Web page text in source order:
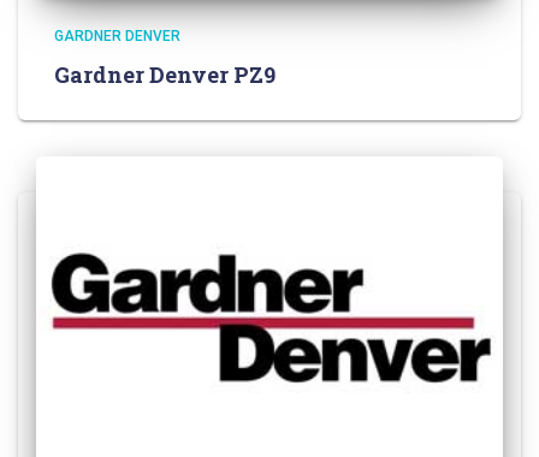
GARDNER DENVER
Gardner Denver PZ9